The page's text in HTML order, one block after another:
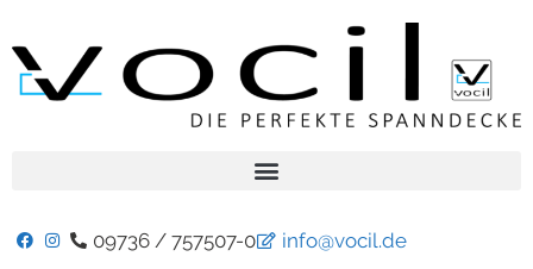
09736 / 757507-0 info@vocil.de